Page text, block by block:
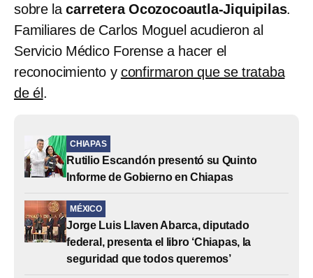
sobre lacarretera Ocozocoautla-Jiquipilas.
Familiares de Carlos Moguel acudieron al
Servicio Médico Forense a hacer el
reconocimiento y confirmaron que se trataba
de él .
CHIAPAS
Rutilio Escandón presentó su Quinto
Informe de Gobierno en Chiapas
MÉXICO
Jorge Luis Llaven Abarca, diputado
federal, presenta el libro ‘Chiapas, la
seguridad que todos queremos’